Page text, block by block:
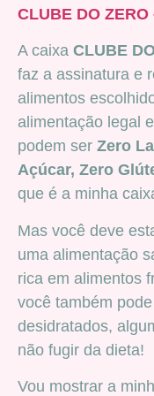
CLUBE DO
A caixa CLUBE
faz a assinatura e
alimentos
alimentação legal
podem ser Zero
Açúcar, Zero
que é a minha
Mas você deve
uma alimentação
rica em alimentos
você também
desidratados,
não fugir da dieta!
Vou mostrar a